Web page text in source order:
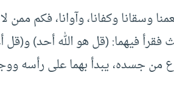
وسقانا وكفانا، وآوانا، فكم ممن
فقرأ فيهما: (قل هو الله أحد)
من جسده، يبدأ بهما على رأسه